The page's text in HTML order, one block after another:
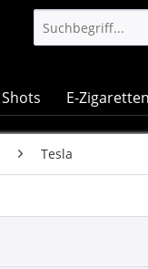
Shots E-Zigaretten
Tesla